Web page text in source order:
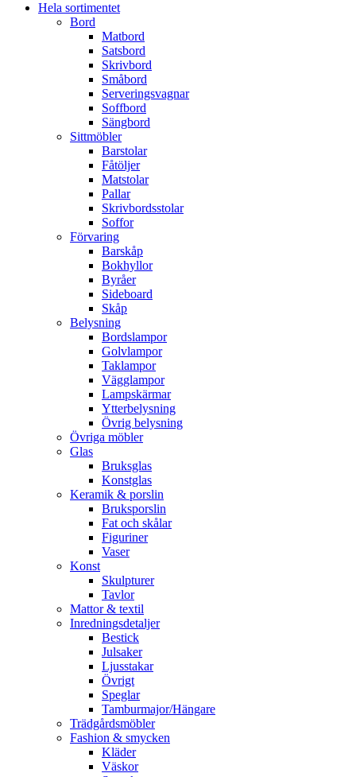
Hela sortimentet
Bord
Matbord
Satsbord
Skrivbord
Småbord
Serveringsvagnar
Soffbord
Sängbord
Sittmöbler
Barstolar
Fåtöljer
Matstolar
Pallar
Skrivbordsstolar
Soffor
Förvaring
Barskåp
Bokhyllor
Byråer
Sideboard
Skåp
Belysning
Bordslampor
Golvlampor
Taklampor
Vägglampor
Lampskärmar
Ytterbelysning
Övrig belysning
Övriga möbler
Glas
Bruksglas
Konstglas
Keramik & porslin
Bruksporslin
Fat och skålar
Figuriner
Vaser
Konst
Skulpturer
Tavlor
Mattor & textil
Inredningsdetaljer
Bestick
Julsaker
Ljusstakar
Övrigt
Speglar
Tamburmajor/Hängare
Trädgårdsmöbler
Fashion & smycken
Kläder
Väskor